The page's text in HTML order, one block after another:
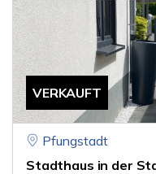
VERKAUFT
Pfungstadt
Stadthaus in der